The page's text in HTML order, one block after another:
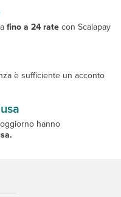
fino a 24 ratecon Scalapay
è sufficiente un acconto
hanno